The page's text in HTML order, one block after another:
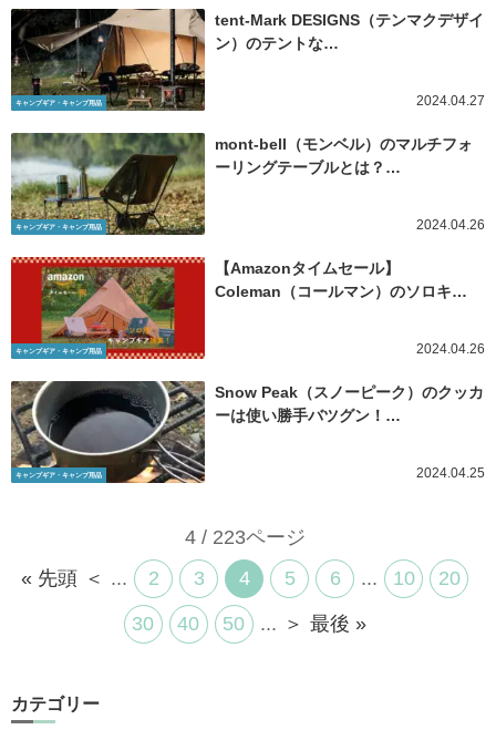
キャンプギア・キャンプ用品
tent-Mark DESIGNS（テンマクデザイ
ン）のテントな…
2024.04.27
キャンプギア・キャンプ用品
mont-bell（モンベル）のマルチフォ
ーリングテーブルとは？…
2024.04.26
キャンプギア・キャンプ用品
【Amazonタイムセール】
Coleman（コールマン）のソロキ…
2024.04.26
キャンプギア・キャンプ用品
Snow Peak（スノーピーク）のクッカ
ーは使い勝手バツグン！…
2024.04.25
4 / 223ページ
« 先頭 ＜ ... 2 3 4 5 6 ... 10 20
30 40 50 ... ＞ 最後 »
カテゴリー